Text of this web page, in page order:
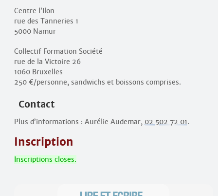
Centre l’Ilon
rue des Tanneries 1
5000 Namur
Collectif Formation Société
rue de la Victoire 26
1060 Bruxelles
250 €/personne, sandwichs et boissons comprises.
Contact
Plus d’informations : Aurélie Audemar, 02 502 72 01.
Inscription
Inscriptions closes.